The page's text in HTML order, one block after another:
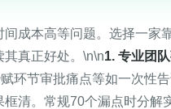
成本高等问题。选择一家
真正好处。\n\n1. 专业团
环节审批痛点等如一次性
清。常规70个漏点时分解